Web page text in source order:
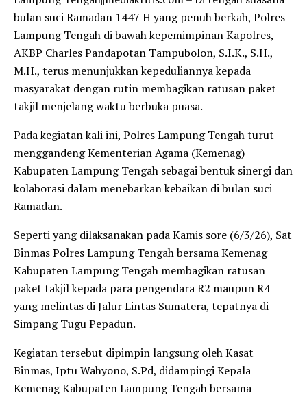
bulan suci Ramadan 1447 H yang penuh berkah, Polres
Lampung Tengah di bawah kepemimpinan Kapolres,
AKBP Charles Pandapotan Tampubolon, S.I.K., S.H.,
M.H., terus menunjukkan kepeduliannya kepada
masyarakat dengan rutin membagikan ratusan paket
takjil menjelang waktu berbuka puasa.
Pada kegiatan kali ini, Polres Lampung Tengah turut
menggandeng Kementerian Agama (Kemenag)
Kabupaten Lampung Tengah sebagai bentuk sinergi dan
kolaborasi dalam menebarkan kebaikan di bulan suci
Ramadan.
Seperti yang dilaksanakan pada Kamis sore (6/3/26), Sat
Binmas Polres Lampung Tengah bersama Kemenag
Kabupaten Lampung Tengah membagikan ratusan
paket takjil kepada para pengendara R2 maupun R4
yang melintas di Jalur Lintas Sumatera, tepatnya di
Simpang Tugu Pepadun.
Kegiatan tersebut dipimpin langsung oleh Kasat
Binmas, Iptu Wahyono, S.Pd, didampingi Kepala
Kemenag Kabupaten Lampung Tengah bersama